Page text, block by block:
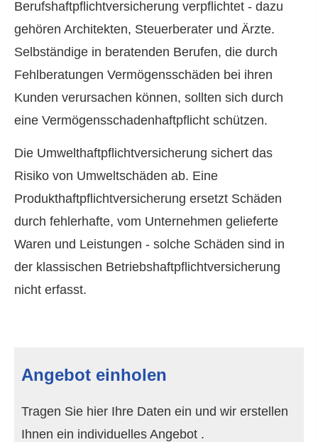
Berufshaftpflichtversicherung verpflichtet - dazu
gehören Architekten, Steuerberater und Ärzte.
Selbständige in beratenden Berufen, die durch
Fehlberatungen Vermögensschäden bei ihren
Kunden verursachen können, sollten sich durch
eine Vermögensschadenhaftpflicht schützen.
Die Umwelthaftpflichtversicherung sichert das
Risiko von Umweltschäden ab. Eine
Produkthaftpflichtversicherung ersetzt Schäden
durch fehlerhafte, vom Unternehmen gelieferte
Waren und Leistungen - solche Schäden sind in
der klassischen Betriebshaftpflichtversicherung
nicht erfasst.
Angebot einholen
Tragen Sie hier Ihre Daten ein und wir erstellen
Ihnen ein individuelles Angebot .